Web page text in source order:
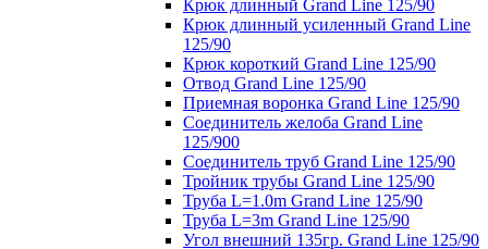
Крюк длинный Grand Line 125/90
Крюк длинный усиленный Grand Line
125/90
Крюк короткий Grand Line 125/90
Отвод Grand Line 125/90
Приемная воронка Grand Line 125/90
Соединитель желоба Grand Line
125/900
Соединитель труб Grand Line 125/90
Тройник трубы Grand Line 125/90
Труба L=1.0m Grand Line 125/90
Труба L=3m Grand Line 125/90
Угол внешний 135гр. Grand Line 125/90